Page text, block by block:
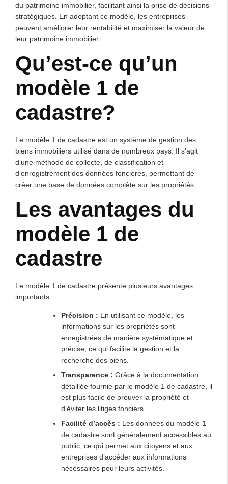
du patrimoine immobilier, facilitant ainsi la prise de décisions
stratégiques. En adoptant ce modèle, les entreprises
peuvent améliorer leur rentabilité et maximiser la valeur de
leur patrimoine immobilier.
Qu’est-ce qu’un
modèle 1 de
cadastre?
Le modèle 1 de cadastre est un système de gestion des
biens immobiliers utilisé dans de nombreux pays. Il s’agit
d’une méthode de collecte, de classification et
d’enregistrement des données foncières, permettant de
créer une base de données complète sur les propriétés.
Les avantages du
modèle 1 de
cadastre
Le modèle 1 de cadastre présente plusieurs avantages
importants :
Précision : En utilisant ce modèle, les
informations sur les propriétés sont
enregistrées de manière systématique et
précise, ce qui facilite la gestion et la
recherche des biens.
Transparence : Grâce à la documentation
détaillée fournie par le modèle 1 de cadastre, il
est plus facile de prouver la propriété et
d’éviter les litiges fonciers.
Facilité d’accès : Les données du modèle 1
de cadastre sont généralement accessibles au
public, ce qui permet aux citoyens et aux
entreprises d’accéder aux informations
nécessaires pour leurs activités.